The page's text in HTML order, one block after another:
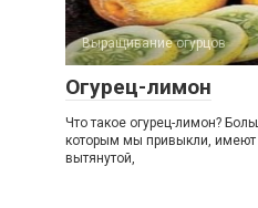
Выращивание огурцов
Огурец-лимон
Что такое огурец-лимон?
которым мы привыкли,
вытянутой,